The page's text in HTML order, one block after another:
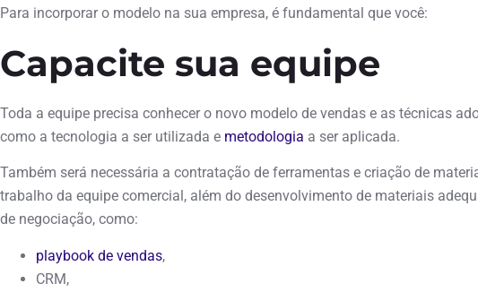
Para incorporar o modelo na sua empresa, é fundamental que você:
Capacite sua equipe
Toda a equipe precisa conhecer o novo modelo de vendas e as técnicas
como a tecnologia a ser utilizada e metodologia a ser aplicada.
Também será necessária a contratação de ferramentas e criação de
trabalho da equipe comercial, além do desenvolvimento de materiais
de negociação, como:
playbook de vendas,
CRM,